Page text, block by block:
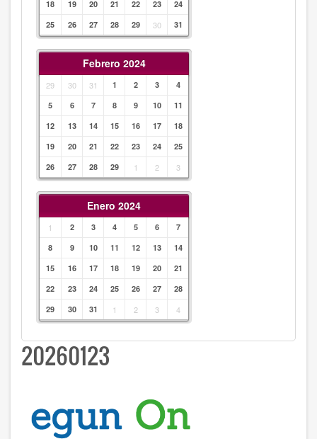
18
19 20 21 22 23
24
25
26 27 28 29 30 31
Febrero 2024
29 30 31 1 2 3
4
5
6 7 8 9 10
11
12
13 14 15 16 17
18
19
20 21 22 23 24
25
26
27 28 29 1 2 3
Enero 2024
1 2 3 4 5 6
7
8
9 10 11 12 13
14
15
16 17 18 19 20
21
22
23 24 25 26 27
28
29
30 31 1 2 3 4
20260123